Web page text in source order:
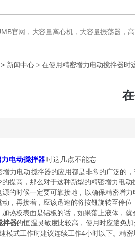
，大容量离心机，大容量振荡器，高速冷冻离心机，生化、光照、振荡培养箱，磁力搅拌器，
> 新闻中心 > 在使用精密增力电动搅拌器时
电动搅拌器时这几点不能忘
电动搅拌器的应用都是非常的广泛的，
提高，那么对于这种新型的精密增力电
时候一定要可靠接地，以确保精密增力
，再接着，应该迅速的将按钮旋转至停
板表面是铝板的话，如果落上液体，就
拌器的恒温灵敏度比较高，使用时应避免
模式工作时建议连续工作4小时以下。精